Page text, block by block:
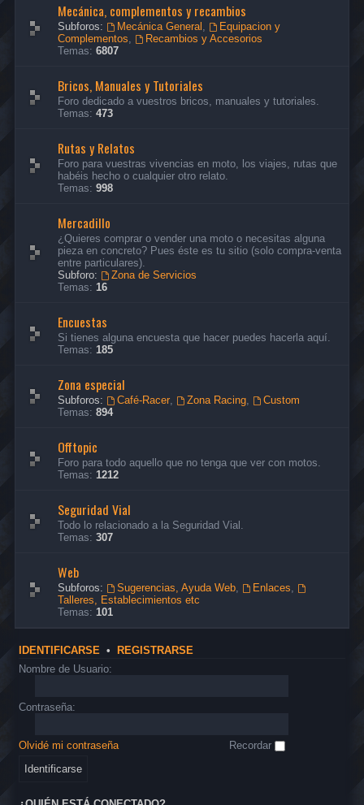
Mecánica, complementos y recambios
Subforos: Mecánica General ,
Equipacion y
Complementos,
Recambios y Accesorios
Temas: 6807
Bricos, Manuales y Tutoriales
Foro dedicado a vuestros bricos, manuales y tutoriales.
Temas: 473
Rutas y Relatos
Foro para vuestras vivencias en moto, los viajes, rutas que
habéis hecho o cualquier otro relato.
Temas: 998
Mercadillo
¿Quieres comprar o vender una moto o necesitas alguna
pieza en concreto? Pues éste es tu sitio (solo compra-venta
entre particulares).
Subforo:
Zona de Servicios
Temas: 16
Encuestas
Si tienes alguna encuesta que hacer puedes hacerla aquí.
Temas: 185
Zona especial
Subforos: Café-Racer, Zona Racing,
Custom
Temas: 894
Offtopic
Foro para todo aquello que no tenga que ver con motos.
Temas: 1212
Seguridad Vial
Todo lo relacionado a la Seguridad Vial.
Temas: 307
Web
Subforos: Sugerencias, Ayuda Web, Enlaces,
Talleres, Establecimientos etc
Temas: 101
IDENTIFICARSE • REGISTRARSE
Nombre de Usuario:
Contraseña:
Olvidé mi contraseña Recordar